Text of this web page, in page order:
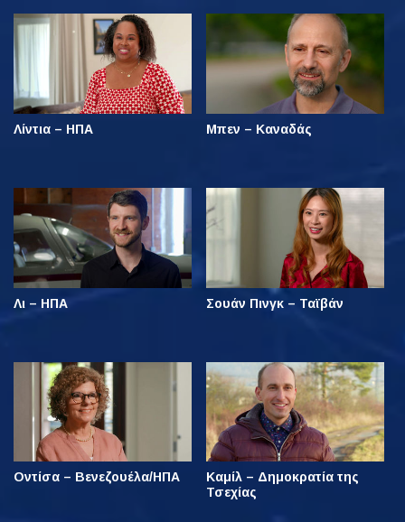
Λίντια – ΗΠΑ Μπεν – Καναδάς
Λι – ΗΠΑ Σουάν Πινγκ – Ταϊβάν
Οντίσα – Βενεζουέλα/ΗΠΑ
Καμίλ – Δημοκρατία της
Τσεχίας